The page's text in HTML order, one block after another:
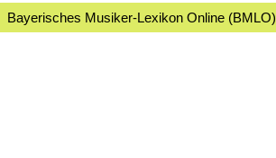
Bayerisches Musiker-Lexikon Online (BMLO)